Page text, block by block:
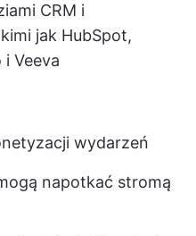
CRM i
jak HubSpot,
Veeva
wydarzeń
napotkać stromą